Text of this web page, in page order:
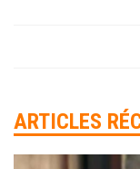
ARTICLES